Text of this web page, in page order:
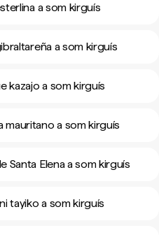
a som kirguís
a som kirguís
kazajo a som kirguís
a som kirguís
Santa Elena a som kirguís
tayiko a som kirguís